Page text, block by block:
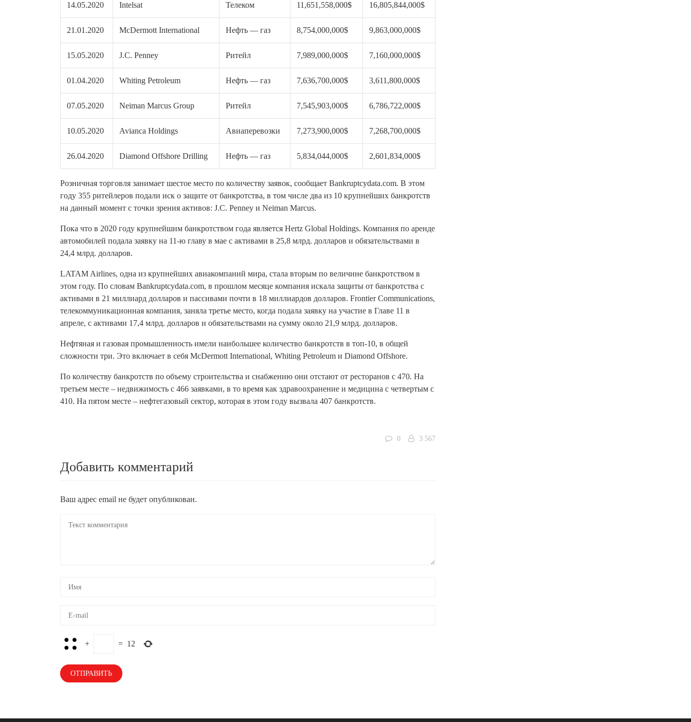
14.05.2020 Intelsat Телеком 11,651,558,000$ 16,805,844,000$
21.01.2020 McDermott International Нефть — газ 8,754,000,000$ 9,863,000,000$
15.05.2020 J.C. Penney Ритейл 7,989,000,000$ 7,160,000,000$
01.04.2020 Whiting Petroleum Нефть — газ 7,636,700,000$ 3,611,800,000$
07.05.2020 Neiman Marcus Group Ритейл 7,545,903,000$ 6,786,722,000$
10.05.2020 Avianca Holdings Авиаперевозки 7,273,900,000$ 7,268,700,000$
26.04.2020 Diamond Offshore Drilling Нефть — газ 5,834,044,000$ 2,601,834,000$
Розничная торговля занимает шестое место по количеству заявок, сообщает Bankruptcydata.com. В этом
году 355 ритейлеров подали иск о защите от банкротства, в том числе два из 10 крупнейших банкротств
на данный момент с точки зрения активов: J.C. Penney и Neiman Marcus.
Пока что в 2020 году крупнейшим банкротством года является Hertz Global Holdings. Компания по аренде
автомобилей подала заявку на 11-ю главу в мае с активами в 25,8 млрд. долларов и обязательствами в
24,4 млрд. долларов.
LATAM Airlines, одна из крупнейших авиакомпаний мира, стала вторым по величине банкротством в
этом году. По словам Bankruptcydata.com, в прошлом месяце компания искала защиты от банкротства с
активами в 21 миллиард долларов и пассивами почти в 18 миллиардов долларов. Frontier Communications,
телекоммуникационная компания, заняла третье место, когда подала заявку на участие в Главе 11 в
апреле, с активами 17,4 млрд. долларов и обязательствами на сумму около 21,9 млрд. долларов.
Нефтяная и газовая промышленность имели наибольшее количество банкротств в топ-10, в общей
сложности три. Это включает в себя McDermott International, Whiting Petroleum и Diamond Offshore.
По количеству банкротств по объему строительства и снабжению они отстают от ресторанов с 470. На
третьем месте – недвижимость с 466 заявками, в то время как здравоохранение и медицина с четвертым с
410. На пятом месте – нефтегазовый сектор, которая в этом году вызвала 407 банкротств.
0 3 567
Добавить комментарий
Ваш адрес email не будет опубликован.
+ = 12